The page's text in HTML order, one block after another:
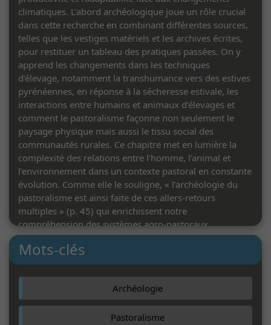
climatiques. L’abord archéologique joue un rôle crucial
dans cette recherche en combinant différentes sources,
telles que les vestiges matériels et les archives écrites,
pour restituer un tableau des pratiques passées. On y
apprend les changements dans les techniques
d’élevage, notamment la transhumance vers des estives
pyrénéennes, en réponse à la sécheresse estivale, les
interactions entre humains et animaux d’élevages et
comment le pastoralisme façonne non seulement le
paysage physique mais aussi le tissu social des
communautés rurales. Ce chapitre met en lumière la
complexité des relations entre l’homme, l’animal et
l’environnement dans un contexte pastoral en constante
évolution. Comme elle le souligne, « l’archéologie du
pastoralisme est ainsi faite de ces allers-retours
multiples » (p. 45) qui enrichissent notre
compréhension des systèmes agro-pastoraux.
Mots-clés
Archéologie
Pastoralisme